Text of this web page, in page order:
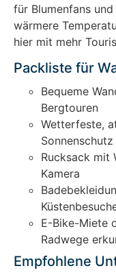
für Blumenfans
wärmere
hier mit mehr
Packliste für
Bequeme
Bergtouren
Wetterfeste,
Sonnenschutz
Rucksack mit
Kamera
E-Bike-Miete
Radwege
Empfohlene